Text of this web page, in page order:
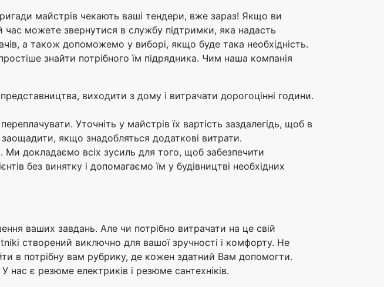
майстрів чекають ваші тендери, вже зараз! Якщо ви
можете звернутися в службу підтримки, яка надасть
а також допоможемо у виборі, якщо буде така необхідність.
знайти потрібного їм підрядника. Чим наша компанія
виходити з дому і витрачати дорогоцінні години.
Уточніть у майстрів їх вартість заздалегідь, щоб в
якщо знадобляться додаткові витрати.
Ми докладаємо всіх зусиль для того, щоб забезпечити
без винятку і допомагаємо їм у будівництві необхідних
ваших завдань. Але чи потрібно витрачати на це свій
створений виключно для вашої зручності і комфорту. Не
в потрібну вам рубрику, де кожен здатний Вам допомогти.
нас є резюме електриків і резюме сантехніків.